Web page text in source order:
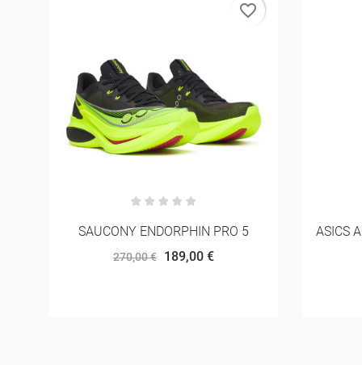
ASICS ACCELERATE WATERPROOF
2.0 JACKET
favorite_border
UNDER